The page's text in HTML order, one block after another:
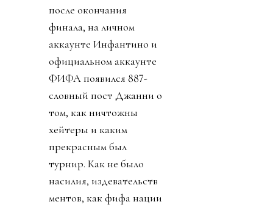
после окончания
финала, на личном
аккаунте Инфантино и
официальном аккаунте
ФИФА появился 887-
словный пост Джанни о
том, как ничтожны
хейтеры и каким
прекрасным был
турнир. Как не было
насилия, издевательств
ментов, как фифа нации